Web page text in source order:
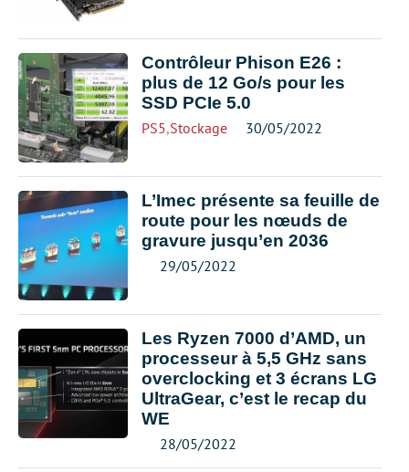
Contrôleur Phison E26 :
plus de 12 Go/s pour les
SSD PCIe 5.0
PS5,Stockage 30/05/2022
L’Imec présente sa feuille de
route pour les nœuds de
gravure jusqu’en 2036
29/05/2022
Les Ryzen 7000 d’AMD, un
processeur à 5,5 GHz sans
overclocking et 3 écrans LG
UltraGear, c’est le recap du
WE
28/05/2022